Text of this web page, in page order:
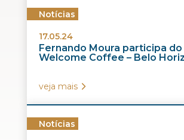
Notícias
17.05.24
Fernando Moura participa do
Welcome Coffee – Belo
veja mais
Notícias